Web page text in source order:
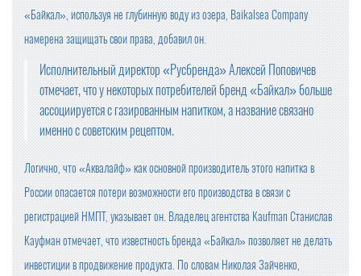
«Байкал», используя не глубинную воду из озера, Baikalsea Company
намерена защищать свои права, добавил он.
Исполнительный директор «Русбренда» Алексей Поповичев
отмечает, что у некоторых потребителей бренд «Байкал» больше
ассоциируется с газированным напитком, а название связано
именно с советским рецептом.
Логично, что «Аквалайф» как основной производитель этого напитка в
России опасается потери возможности его производства в связи с
регистрацией НМПТ, указывает он. Владелец агентства Kaufman Станислав
Кауфман отмечает, что известность бренда «Байкал» позволяет не делать
инвестиции в продвижение продукта. По словам Николая Зайченко,